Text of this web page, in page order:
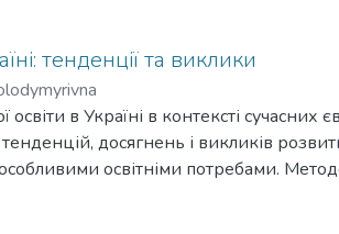
тенденції та виклики
в Україні в контексті
досягнень і викликів
освітніми потребами.
упровадження інклюзивних